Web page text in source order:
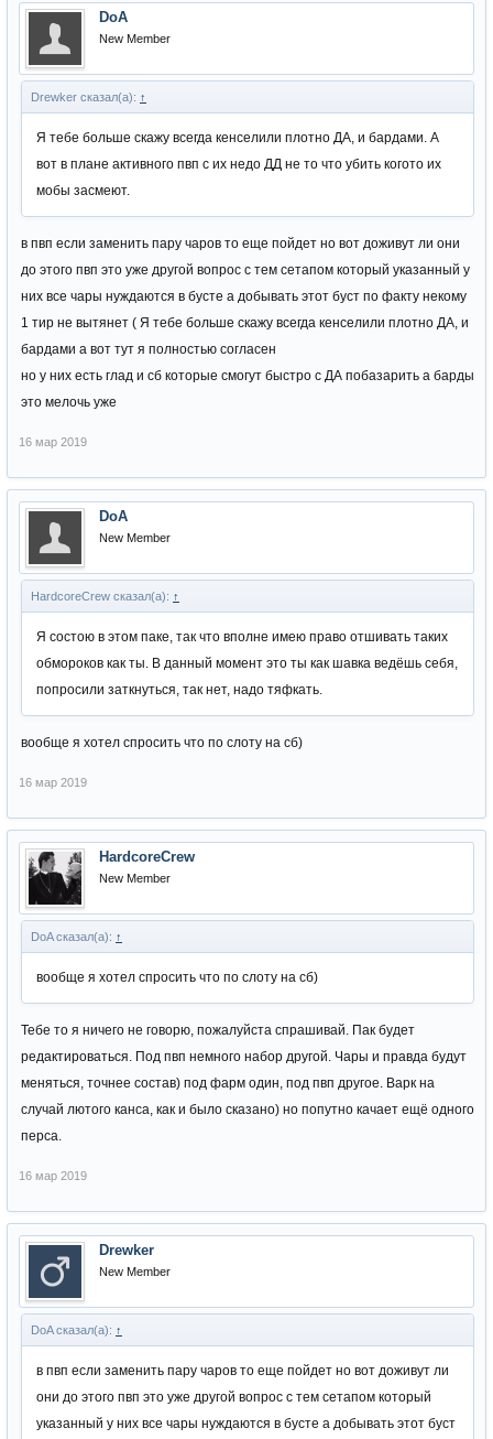
DoA
New Member
Drewker сказал(а): ↑
Я тебе больше скажу всегда кенселили плотно ДА, и бардами. А
вот в плане активного пвп с их недо ДД не то что убить когото их
мобы засмеют.
в пвп если заменить пару чаров то еще пойдет но вот доживут ли они
до этого пвп это уже другой вопрос с тем сетапом который указанный у
них все чары нуждаются в бусте а добывать этот буст по факту некому
1 тир не вытянет ( Я тебе больше скажу всегда кенселили плотно ДА, и
бардами а вот тут я полностью согласен
но у них есть глад и сб которые смогут быстро с ДА побазарить а барды
это мелочь уже
16 мар 2019
DoA
New Member
HardcoreCrew сказал(а): ↑
Я состою в этом паке, так что вполне имею право отшивать таких
обмороков как ты. В данный момент это ты как шавка ведёшь себя,
попросили заткнуться, так нет, надо тяфкать.
вообще я хотел спросить что по слоту на сб)
16 мар 2019
HardcoreCrew
New Member
DoA сказал(а): ↑
вообще я хотел спросить что по слоту на сб)
Тебе то я ничего не говорю, пожалуйста спрашивай. Пак будет
редактироваться. Под пвп немного набор другой. Чары и правда будут
меняться, точнее состав) под фарм один, под пвп другое. Варк на
случай лютого канса, как и было сказано) но попутно качает ещё одного
перса.
16 мар 2019
Drewker
New Member
DoA сказал(а): ↑
в пвп если заменить пару чаров то еще пойдет но вот доживут ли
они до этого пвп это уже другой вопрос с тем сетапом который
указанный у них все чары нуждаются в бусте а добывать этот буст